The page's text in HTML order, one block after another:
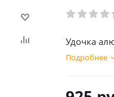
Удочка
Подробнее